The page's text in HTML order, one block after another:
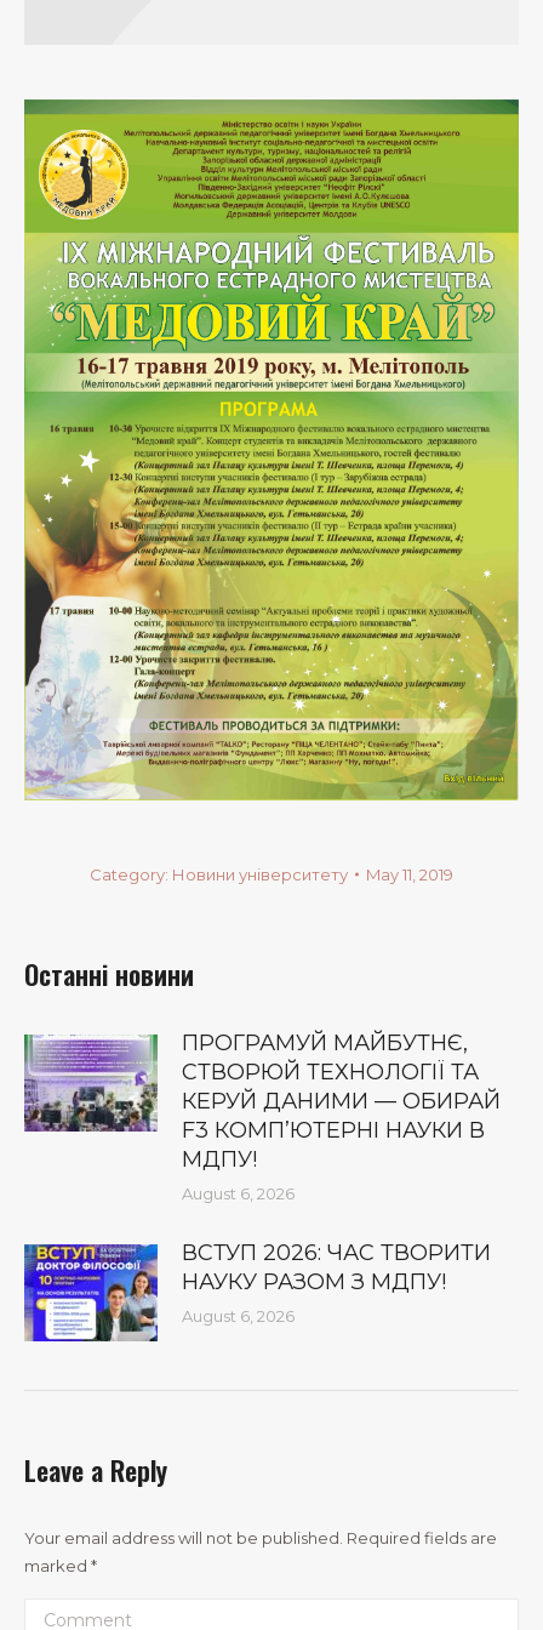
Category: Новини університету May 11, 2019
Останні новини
ПРОГРАМУЙ МАЙБУТНЄ,
СТВОРЮЙ ТЕХНОЛОГІЇ ТА
КЕРУЙ ДАНИМИ — ОБИРАЙ
F3 КОМП’ЮТЕРНІ НАУКИ В
МДПУ!
August 6, 2026
ВСТУП 2026: ЧАС ТВОРИТИ
НАУКУ РАЗОМ З МДПУ!
August 6, 2026
Leave a Reply
Your email address will not be published. Required fields are
marked *
Comment